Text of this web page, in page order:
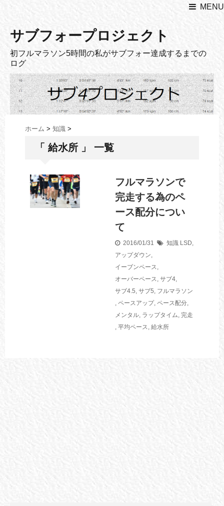
MENU
サブフォープロジェクト
初フルマラソン5時間の私がサブフォー達成するまでの
ログ
ホーム > 知識 >
「 給水所 」 一覧
フルマラソンで
完走する為のペ
ース配分につい
て
2016/01/31 知識 LSD,
アップダウン,
イーブンペース,
オーバーペース, サブ4,
サブ4.5, サブ5, フルマラソン
, ペースアップ, ペース配分,
メンタル, ラップタイム, 完走
, 平均ペース, 給水所